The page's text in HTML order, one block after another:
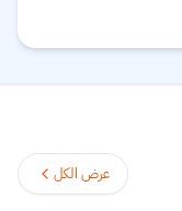
عرض الكل